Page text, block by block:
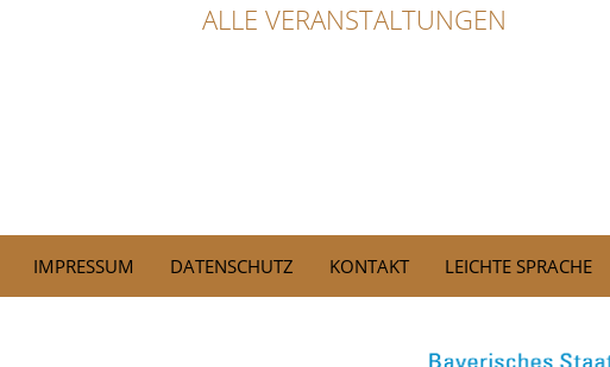
ALLE VERANSTALTUNGEN
IMPRESSUM DATENSCHUTZ KONTAKT LEICHTE SPRACHE